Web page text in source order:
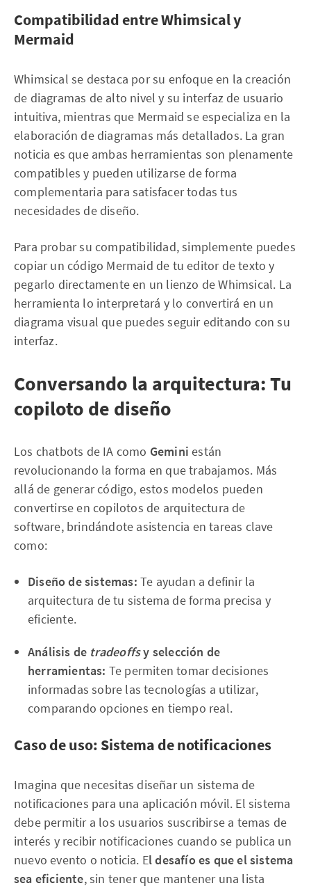
Compatibilidad entre Whimsical y
Mermaid
Whimsical se destaca por su enfoque en la creación
de diagramas de alto nivel y su interfaz de usuario
intuitiva, mientras que Mermaid se especializa en la
elaboración de diagramas más detallados. La gran
noticia es que ambas herramientas son plenamente
compatibles y pueden utilizarse de forma
complementaria para satisfacer todas tus
necesidades de diseño.
Para probar su compatibilidad, simplemente puedes
copiar un código Mermaid de tu editor de texto y
pegarlo directamente en un lienzo de Whimsical. La
herramienta lo interpretará y lo convertirá en un
diagrama visual que puedes seguir editando con su
interfaz.
Conversando la arquitectura: Tu
copiloto de diseño
Los chatbots de IA como Gemini están
revolucionando la forma en que trabajamos. Más
allá de generar código, estos modelos pueden
convertirse en copilotos de arquitectura de
software, brindándote asistencia en tareas clave
como:
Diseño de sistemas: Te ayudan a definir la
arquitectura de tu sistema de forma precisa y
eficiente.
Análisis de tradeoffsy selección de
herramientas: Te permiten tomar decisiones
informadas sobre las tecnologías a utilizar,
comparando opciones en tiempo real.
Caso de uso: Sistema de notificaciones
Imagina que necesitas diseñar un sistema de
notificaciones para una aplicación móvil. El sistema
debe permitir a los usuarios suscribirse a temas de
interés y recibir notificaciones cuando se publica un
nuevo evento o noticia. El desafío es que el sistema
sea eficiente, sin tener que mantener una lista